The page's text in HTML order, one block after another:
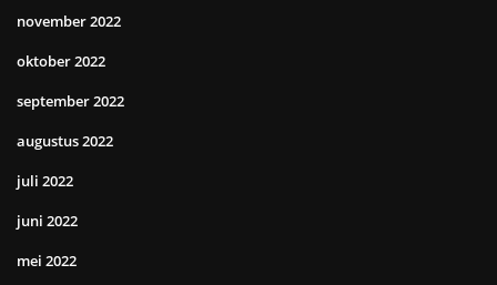
november 2022
oktober 2022
september 2022
augustus 2022
juli 2022
juni 2022
mei 2022